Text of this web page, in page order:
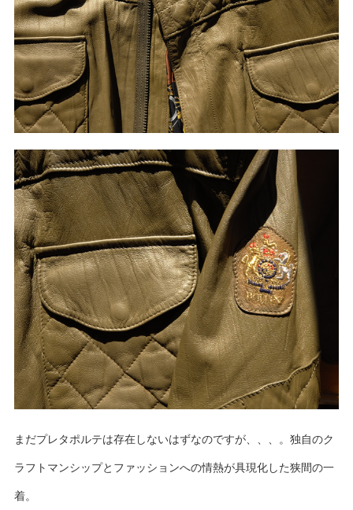
まだプレタポルテは存在しないはずなのですが、、、。独自のク
ラフトマンシップとファッションへの情熱が具現化した狭間の一
着。